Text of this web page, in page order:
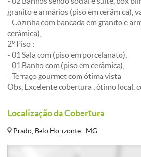
granito e armários (piso em cerâmica),
- Cozinha com bancada em granito e
cerâmica),
2° Piso :
- 01 Sala com (piso em porcelanato),
- 01 Banho com (piso em cerâmica),
- Terraço gourmet com ótima vista
Obs, Excelente cobertura , ótimo local,
Localização da Cobertura
Prado, Belo Horizonte - MG